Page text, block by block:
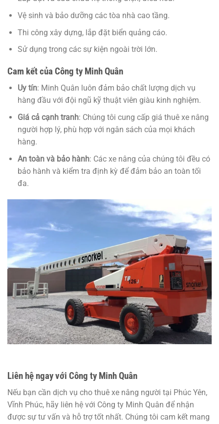
Vệ sinh và bảo dưỡng các tòa nhà cao tầng.
Thi công xây dựng, lắp đặt biển quảng cáo.
Sử dụng trong các sự kiện ngoài trời lớn.
Cam kết của Công ty Minh Quân
Uy tín: Minh Quân luôn đảm bảo chất lượng dịch vụ
hàng đầu với đội ngũ kỹ thuật viên giàu kinh nghiệm.
Giá cả cạnh tranh: Chúng tôi cung cấp giá thuê xe nâng
người hợp lý, phù hợp với ngân sách của mọi khách
hàng.
An toàn và bảo hành: Các xe nâng của chúng tôi đều có
bảo hành và kiểm tra định kỳ để đảm bảo an toàn tối
đa.
Liên hệ ngay với Công ty Minh Quân
Nếu bạn cần dịch vụ cho thuê xe nâng người tại Phúc Yên,
Vĩnh Phúc, hãy liên hệ với Công ty Minh Quân để nhận
được sự tư vấn và hỗ trợ tốt nhất. Chúng tôi cam kết mang